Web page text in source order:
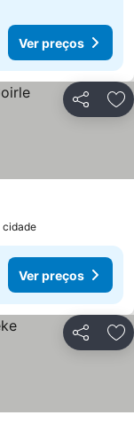
Ver preços
Partilhar
cidade
Ver preços
Partilhar